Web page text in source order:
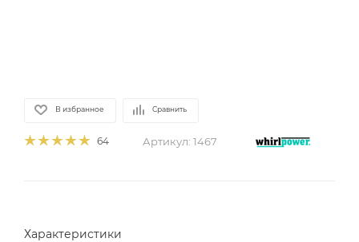
В избранное Сравнить
64 Артикул: 1467
Характеристики